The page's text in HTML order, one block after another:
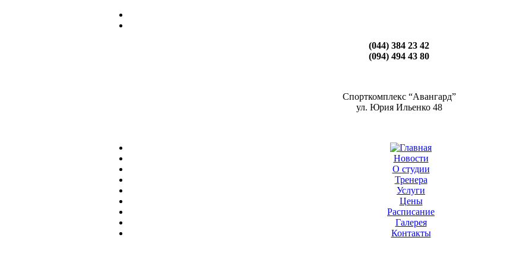
(044) 384 23 42
(094) 494 43 80
Спорткомплекс “Авангард”
ул. Юрия Ильенко 48
Новости
О студии
Тренера
Услуги
Цены
Расписание
Галерея
Контакты